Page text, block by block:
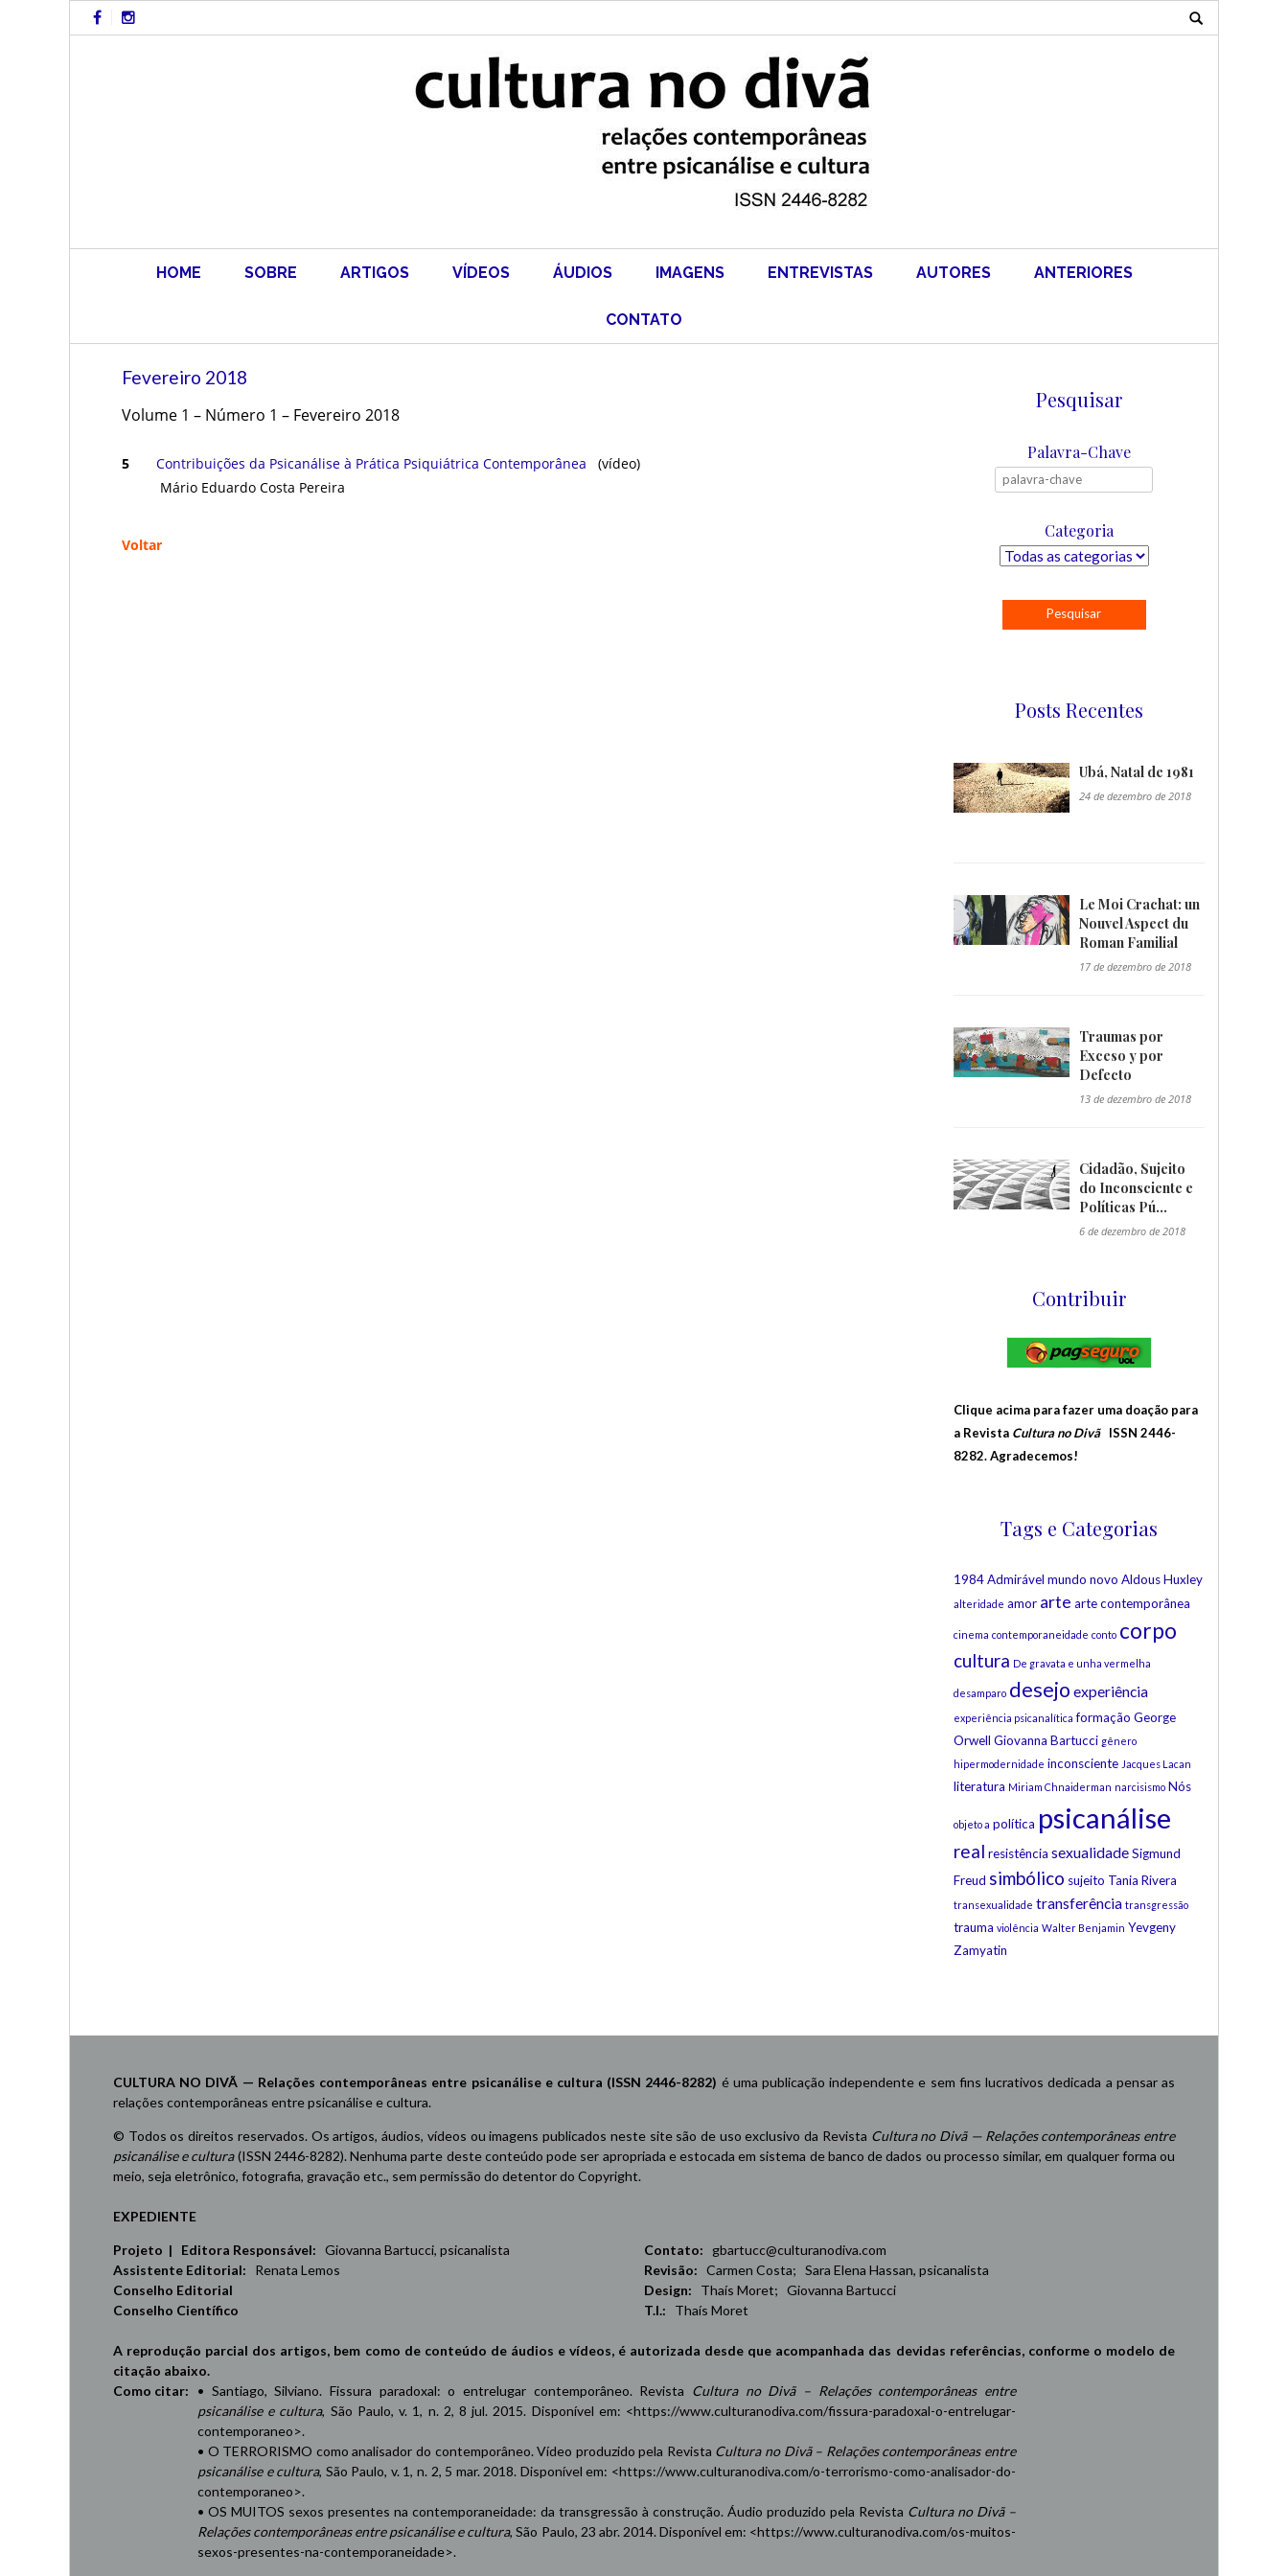
Skip
to
Search
for:
HOME SOBRE ARTIGOS VÍDEOS ÁUDIOS IMAGENS ENTREVISTAS AUTORES ANTERIORES
CONTATO
Fevereiro 2018
Volume 1 – Número 1 – Fevereiro 2018
5
Contribuições da Psicanálise à Prática Psiquiátrica Contemporânea (vídeo)
Mário Eduardo Costa Pereira
Voltar
Pesquisar
Palavra-Chave
Categoria
Posts Recentes
"/>
Ubá, Natal de 1981
24 de dezembro de 2018
"/>
Le Moi Crachat: un
Nouvel Aspect du
Roman Familial
17 de dezembro de 2018
"/>
Traumas por
Exceso y por
Defecto
13 de dezembro de 2018
"/>
Cidadão, Sujeito
do Inconsciente e
Políticas Pú...
6 de dezembro de 2018
Contribuir
Clique acima para fazer uma doação para
a Revista Cultura no Divã ISSN 2446-
8282. Agradecemos!
Tags e Categorias
1984 Admirável mundo novo Aldous Huxley
alteridade amor arte arte contemporânea
cinema contemporaneidade conto corpo
cultura De gravata e unha vermelha
desamparo desejo experiência
experiência psicanalítica formação George
Orwell Giovanna Bartucci gênero
hipermodernidade inconsciente Jacques Lacan
literatura Miriam Chnaiderman narcisismo Nós
objeto a política psicanálise
real resistência sexualidade Sigmund
Freud simbólico sujeito Tania Rivera
transexualidade transferência transgressão
trauma violência Walter Benjamin Yevgeny
Zamyatin
CULTURA NO DIVÃ — Relações contemporâneas entre psicanálise e cultura (ISSN 2446-8282) é uma publicação independente e sem fins lucrativos dedicada a pensar as
relações contemporâneas entre psicanálise e cultura.
© Todos os direitos reservados. Os artigos, áudios, vídeos ou imagens publicados neste site são de uso exclusivo da Revista Cultura no Divã — Relações contemporâneas entre
psicanálise e cultura(ISSN 2446-8282). Nenhuma parte deste conteúdo pode ser apropriada e estocada em sistema de banco de dados ou processo similar, em qualquer forma ou
meio, seja eletrônico, fotografia, gravação etc., sem permissão do detentor do Copyright.
EXPEDIENTE
Projeto | Editora Responsável: Giovanna Bartucci, psicanalista
Assistente Editorial: Renata Lemos
Conselho Editorial
Conselho Científico
Contato: gbartucc@culturanodiva.com
Revisão: Carmen Costa; Sara Elena Hassan, psicanalista
Design: Thaís Moret; Giovanna Bartucci
T.I.: Thaís Moret
A reprodução parcial dos artigos, bem como de conteúdo de áudios e vídeos, é autorizada desde que acompanhada das devidas referências, conforme o modelo de
citação abaixo.
Como citar:
• Santiago, Silviano. Fissura paradoxal: o entrelugar contemporâneo. Revista Cultura no Divã – Relações contemporâneas entre
psicanálise e cultura, São Paulo, v. 1, n. 2, 8 jul. 2015. Disponível em: <https://www.culturanodiva.com/fissura-paradoxal-o-entrelugar-
contemporaneo>.
• O TERRORISMO como analisador do contemporâneo. Vídeo produzido pela Revista Cultura no Divã – Relações contemporâneas entre
psicanálise e cultura, São Paulo, v. 1, n. 2, 5 mar. 2018. Disponível em: <https://www.culturanodiva.com/o-terrorismo-como-analisador-do-
contemporaneo>.
• OS MUITOS sexos presentes na contemporaneidade: da transgressão à construção. Áudio produzido pela Revista Cultura no Divã –
Relações contemporâneas entre psicanálise e cultura, São Paulo, 23 abr. 2014. Disponível em: <https://www.culturanodiva.com/os-muitos-
sexos-presentes-na-contemporaneidade>.